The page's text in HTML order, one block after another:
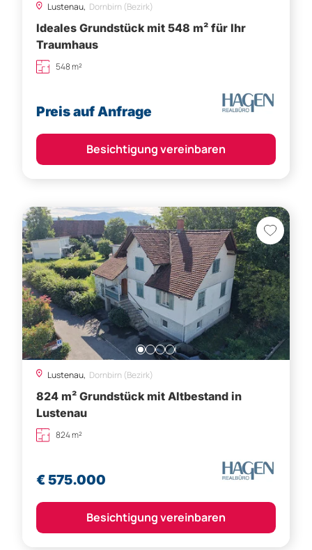
Lustenau, Dornbirn (Bezirk)
Ideales Grundstück mit 548 m² für Ihr
Traumhaus
548 m²
Preis auf Anfrage
Besichtigung vereinbaren
Lustenau, Dornbirn (Bezirk)
824 m² Grundstück mit Altbestand in
Lustenau
824 m²
€ 575.000
Besichtigung vereinbaren